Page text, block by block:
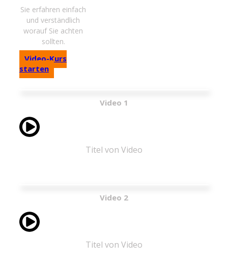
Sie erfahren einfach
und verständlich
worauf Sie achten
sollten.
Video-Kurs
starten
Video 1
Titel von Video
Vid​​​​eo 2
Titel von Video